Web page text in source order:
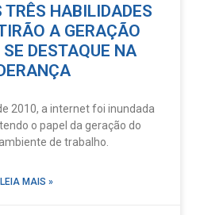
TRÊS HABILIDADES
A GERAÇÃO
DESTAQUE NA
2010, a internet foi inundada
o papel da geração do
de trabalho.
LEIA MAIS »